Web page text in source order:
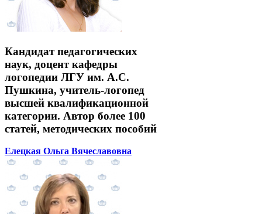
Кандидат педагогических
наук, доцент кафедры
логопедии ЛГУ им. А.С.
Пушкина, учитель-логопед
высшей квалификационной
категории. Автор более 100
статей, методических пособий
Елецкая Ольга Вячеславовна